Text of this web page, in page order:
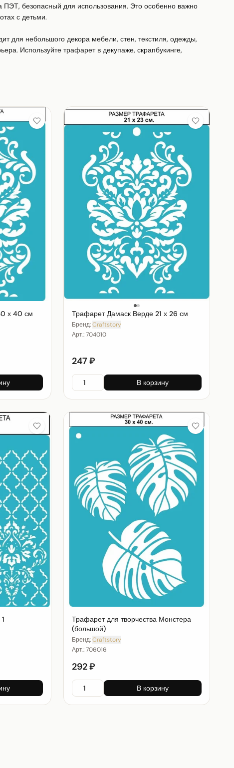
ПЭТ, безопасный для использования. Это особенно важно
с детьми.
для небольшого декора мебели, стен, текстиля, одежды,
Используйте трафарет в декупаже, скрапбукинге,
х 40 см Трафарет Дамаск Верде 21 х 26 см
Бренд:Craftstory
Арт.:704010
247 ₽
В корзину
Трафарет для творчества Монстера
(большой)
Бренд:Craftstory
Арт.:706016
292 ₽
В корзину